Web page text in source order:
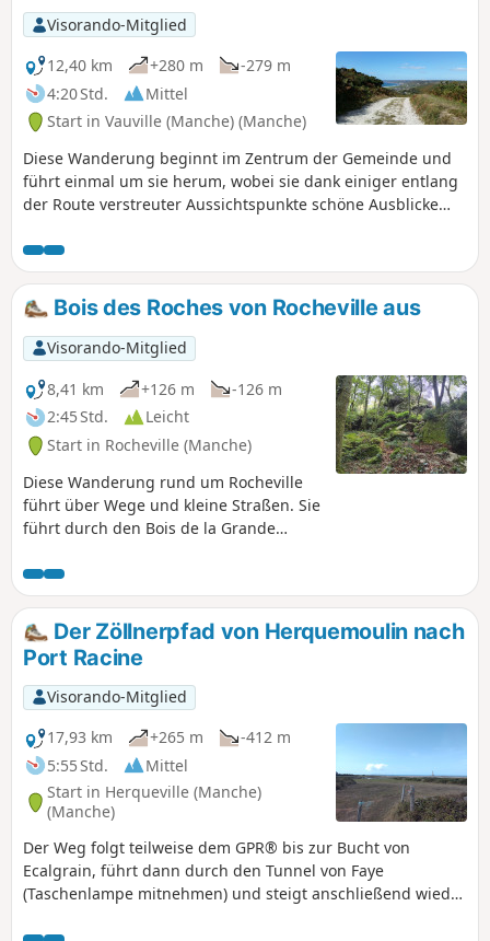
Visorando-Mitglied
12,40 km
+280 m
-279 m
4:20 Std.
Mittel
Start in Vauville (Manche) (Manche)
Diese Wanderung beginnt im Zentrum der Gemeinde und
führt einmal um sie herum, wobei sie dank einiger entlang
der Route verstreuter Aussichtspunkte schöne Ausblicke
Bois des Roches von Rocheville aus
Visorando-Mitglied
8,41 km
+126 m
-126 m
2:45 Std.
Leicht
Start in Rocheville (Manche)
Diese Wanderung rund um Rocheville
führt über Wege und kleine Straßen. Sie
führt durch den Bois de la Grande
seine überdachte Allee, die echte
Sehenswürdigkeiten in der Region sind.
Es gibt zahlreiche Passagen durch
Wälder, die eher vor der Sonne
geschützt sind und es Ihnen
ermöglichen, einen etwas wilderen
Cotentin zu entdecken. Einige Passagen
können je nach Jahreszeit etwas feucht
sein, daher werden Wanderschuhe
empfohlen, um ein Ausrutschen zu
vermeiden.
Der Zöllnerpfad von Herquemoulin nach
Port Racine
Visorando-Mitglied
17,93 km
+265 m
-412 m
5:55 Std.
Mittel
Start in Herqueville (Manche)
(Manche)
Der Weg folgt teilweise dem GPR® bis zur Bucht von
Ecalgrain, führt dann durch den Tunnel von Faye
(Taschenlampe mitnehmen) und steigt anschließend wieder